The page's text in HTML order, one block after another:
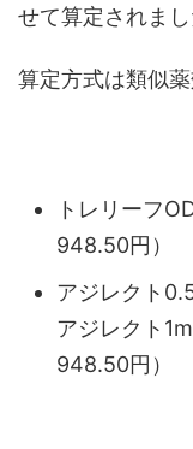
せて算定されまし
算定方式は類似薬
トレリーフ
948.50円）
アジレクト
アジレクト
948.50円）